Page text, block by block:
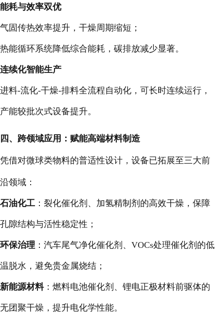
能耗与效率双优
气固传热效率提升，干燥周期缩短；
热能循环系统降低综合能耗，碳排放减少显著。
连续化智能生产
进料-流化-干燥-排料全流程自动化，可长时连续运行，
产能较批次式设备提升。
四、跨领域应用：赋能高端材料制造
凭借对微球类物料的普适性设计，设备已拓展至三大前
沿领域：
石油化工 ：裂化催化剂、加氢精制剂的高效干燥，保障
孔隙结构与活性稳定性；
环保治理 ：汽车尾气净化催化剂、VOCs处理催化剂的低
温脱水，避免贵金属烧结；
新能源材料：燃料电池催化剂、锂电正极材料前驱体的
无团聚干燥，提升电化学性能。